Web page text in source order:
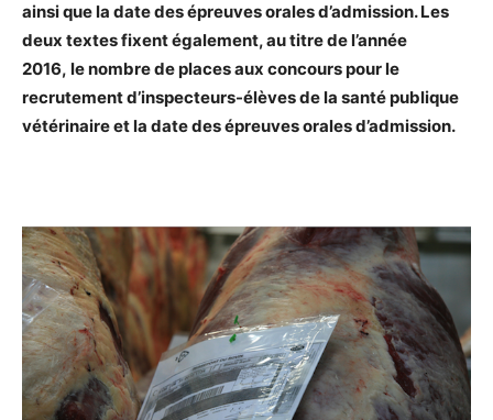
ainsi que la date des épreuves orales d’admission. Les
deux textes fixent également, au titre de l’année
2016, le nombre de places aux concours pour le
recrutement d’inspecteurs-élèves de la santé publique
vétérinaire et la date des épreuves orales d’admission.